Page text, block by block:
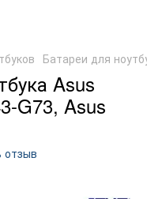
Батареи для
Asus
G73, Asus
отзыв